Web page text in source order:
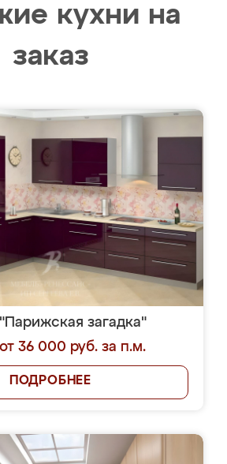
кухни на
заказ
загадка"
36 000 руб. за п.м.
ПОДРОБНЕЕ